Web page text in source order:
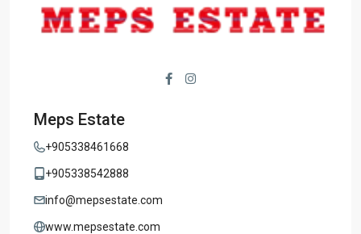
Meps Estate
+905338461668
+905338542888
info@mepsestate.com
www.mepsestate.com